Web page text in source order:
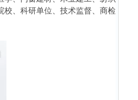
校、科研单位、技术监督、商检